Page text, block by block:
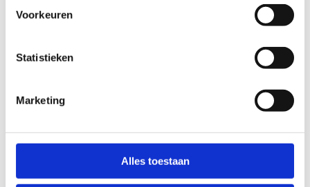
Voorkeuren
Statistieken
Marketing
Alles toestaan
Anti-Robot Verification
Click to start verification